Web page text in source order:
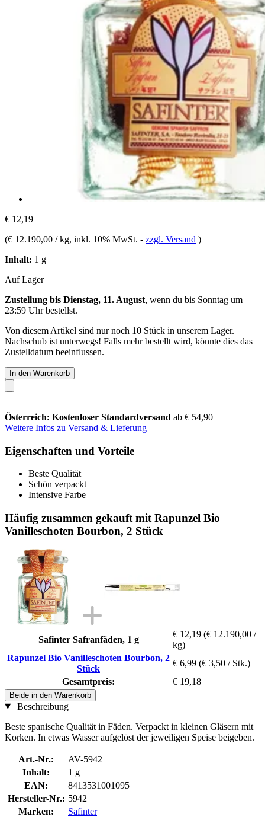
€ 12,19
(€ 12.190,00 / kg, inkl. 10% MwSt. - zzgl. Versand )
Inhalt: 1 g
Auf Lager
Zustellung bis Dienstag, 11. August, wenn du bis Sonntag um
23:59 Uhrbestellst.
Von diesem Artikel sind nur noch 10 Stück in unserem Lager.
Nachschub ist unterwegs! Falls mehr bestellt wird, könnte dies das
Zustelldatum beeinflussen.
In den Warenkorb
Österreich: Kostenloser Standardversand ab € 54,90
Weitere Infos zu Versand & Lieferung
Eigenschaften und Vorteile
Beste Qualität
Schön verpackt
Intensive Farbe
Häufig zusammen gekauft mit Rapunzel Bio
Vanilleschoten Bourbon, 2 Stück
Safinter Safranfäden, 1 g
€ 12,19 (€ 12.190,00 /
kg)
Rapunzel Bio Vanilleschoten Bourbon, 2
Stück
€ 6,99 (€ 3,50 / Stk.)
Gesamtpreis:
€ 19,18
Beide in den Warenkorb
Beschreibung
Beste spanische Qualität in Fäden. Verpackt in kleinen Gläsern mit
Korken. In etwas Wasser aufgelöst der jeweiligen Speise beigeben.
Art.-Nr.:
AV-5942
Inhalt:
1 g
EAN:
8413531001095
Hersteller-Nr.: 5942
Marken:
Safinter